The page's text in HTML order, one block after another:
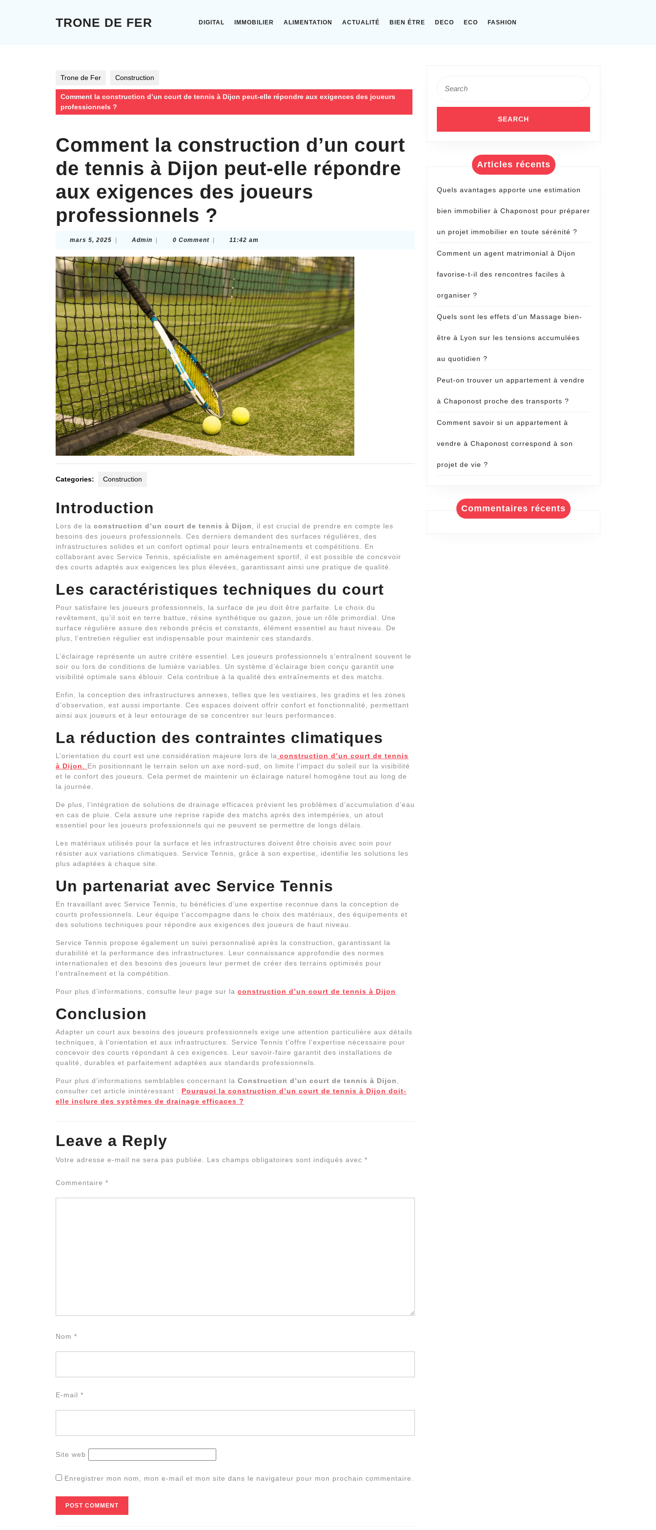
TRONE DE FER DIGITAL IMMOBILIER ALIMENTATION ACTUALITÉ BIEN ÉTRE DECO ECO FASHION
Trone de Fer Construction
Comment la construction d’un court de tennis à Dijon peut-elle répondre aux exigences des joueurs
professionnels ?
Comment la construction d’un court
de tennis à Dijon peut-elle répondre
aux exigences des joueurs
professionnels ?
mars 5, 2025 mars
2025
Admin Admin 0 Comment 11:42 am
Categories: Construction
Introduction
Lors de la construction d’un court de tennis à Dijon
, il est crucial de prendre en compte les
besoins des joueurs professionnels. Ces derniers demandent des surfaces régulières, des
infrastructures solides et un confort optimal pour leurs entraînements et compétitions. En
collaborant avec Service Tennis, spécialiste en aménagement sportif, il est possible de concevoir
des courts adaptés aux exigences les plus élevées, garantissant ainsi une pratique de qualité.
Les caractéristiques techniques du court
Pour satisfaire les joueurs professionnels, la surface de jeu doit être parfaite. Le choix du
revêtement, qu’il soit en terre battue, résine synthétique ou gazon, joue un rôle primordial. Une
surface régulière assure des rebonds précis et constants, élément essentiel au haut niveau. De
plus, l’entretien régulier est indispensable pour maintenir ces standards.
L’éclairage représente un autre critère essentiel. Les joueurs professionnels s’entraînent souvent le
soir ou lors de conditions de lumière variables. Un système d’éclairage bien conçu garantit une
visibilité optimale sans éblouir. Cela contribue à la qualité des entraînements et des matchs.
Enfin, la conception des infrastructures annexes, telles que les vestiaires, les gradins et les zones
d’observation, est aussi importante. Ces espaces doivent offrir confort et fonctionnalité, permettant
ainsi aux joueurs et à leur entourage de se concentrer sur leurs performances.
La réduction des contraintes climatiques
L’orientation du court est une considération majeure lors de la construction d’un court de tennis
à Dijon
En positionnant le terrain selon un axe nord-sud, on limite l’impact du soleil sur la visibilité
et le confort des joueurs. Cela permet de maintenir un éclairage naturel homogène tout au long de
la journée.
De plus, l’intégration de solutions de drainage efficaces prévient les problèmes d’accumulation d’eau
en cas de pluie. Cela assure une reprise rapide des matchs après des intempéries, un atout
essentiel pour les joueurs professionnels qui ne peuvent se permettre de longs délais.
Les matériaux utilisés pour la surface et les infrastructures doivent être choisis avec soin pour
résister aux variations climatiques. Service Tennis, grâce à son expertise, identifie les solutions les
plus adaptées à chaque site.
Un partenariat avec Service Tennis
En travaillant avec Service Tennis, tu bénéficies d’une expertise reconnue dans la conception de
courts professionnels. Leur équipe t’accompagne dans le choix des matériaux, des équipements et
des solutions techniques pour répondre aux exigences des joueurs de haut niveau.
Service Tennis propose également un suivi personnalisé après la construction, garantissant la
durabilité et la performance des infrastructures. Leur connaissance approfondie des normes
internationales et des besoins des joueurs leur permet de créer des terrains optimisés pour
l’entraînement et la compétition.
Pour plus d’informations, consulte leur page sur la construction d’un court de tennis à Dijon
Conclusion
Adapter un court aux besoins des joueurs professionnels exige une attention particulière aux détails
techniques, à l’orientation et aux infrastructures. Service Tennis t’offre l’expertise nécessaire pour
concevoir des courts répondant à ces exigences. Leur savoir-faire garantit des installations de
qualité, durables et parfaitement adaptées aux standards professionnels.
Pour plus d’informations semblables concernant la Construction d’un court de tennis à Dijon
consulter cet article inintéressant : Pourquoi la construction d’un court de tennis à Dijon doit-
elle inclure des systèmes de drainage efficaces ?
Leave a Reply
Votre adresse e-mail ne sera pas publiée. Les champs obligatoires sont indiqués avec *
Commentaire *
Nom *
E-mail *
Site web
Enregistrer mon nom, mon e-mail et mon site dans le navigateur pour mon prochain commentaire.
for:
Articles récents
Quels avantages apporte une estimation
bien immobilier à Chaponost pour préparer
un projet immobilier en toute sérénité ?
Comment un agent matrimonial à Dijon
favorise-t-il des rencontres faciles à
organiser ?
Quels sont les effets d’un Massage bien-
être à Lyon sur les tensions accumulées
au quotidien ?
Peut-on trouver un appartement à vendre
à Chaponost proche des transports ?
Comment savoir si un appartement à
vendre à Chaponost correspond à son
projet de vie ?
Commentaires récents